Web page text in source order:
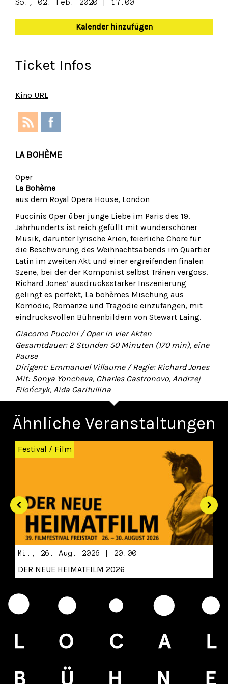
So., 02. Feb. 2020 | 17:00
Kalender hinzufügen
Ticket Infos
Kino URL
LA BOHÈME
Oper
La Bohème
aus dem Royal Opera House, London
Puccinis Oper über junge Liebe im Paris des 19.
Jahrhunderts ist reich gefüllt mit wunderschöner
Musik, darunter lyrische Arien, feierliche Chöre für
die Beschwörung des Weihnachtsabends im Quartier
Latin im zweiten Akt und einer ergreifenden finalen
Szene, bei der der Komponist selbst Tränen vergoss.
Richard Jones’ ausdrucksstarker Inszenierung
gelingt es perfekt, La bohèmes Mischung aus
Komödie, Romanze und Tragödie einzufangen, mit
eindrucksvollen Bühnenbildern von Stewart Laing.
Giacomo Puccini / Oper in vier Akten
Gesamtdauer: 2 Stunden 50 Minuten (170 min), eine
Pause
Dirigent: Emmanuel Villaume / Regie: Richard Jones
Mit: Sonya Yoncheva, Charles Castronovo, Andrzej
Filończyk, Aida Garifullina
Ähnliche Veranstaltungen
Zurück
Festival / Film
Mi., 26. Aug. 2026 | 20:00
DER NEUE HEIMATFILM 2026